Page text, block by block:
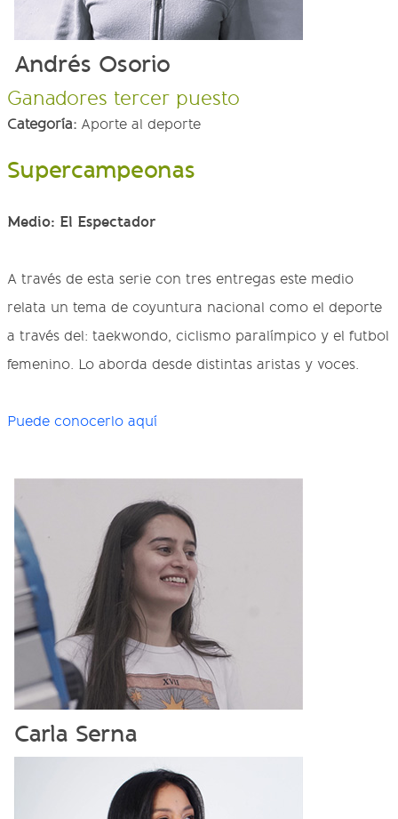
Andrés Osorio
Ganadores tercer puesto
Categoría: Aporte al deporte
Supercampeonas
Medio: El Espectador
A través de esta serie con tres entregas este medio
relata un tema de coyuntura nacional como el deporte
a través del: taekwondo, ciclismo paralímpico y el futbol
femenino. Lo aborda desde distintas aristas y voces.
Puede conocerlo aquí
Carla Serna